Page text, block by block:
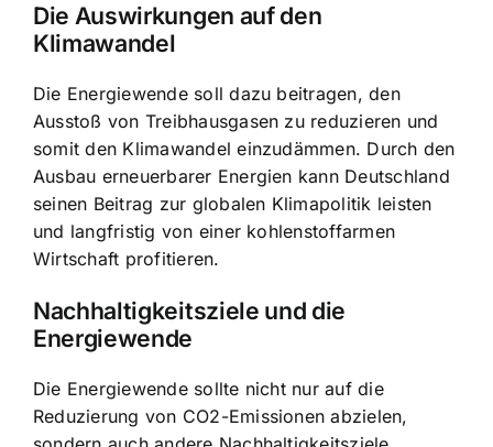
Die Auswirkungen auf den
Klimawandel
Die Energiewende soll dazu beitragen, den
Ausstoß von Treibhausgasen zu reduzieren und
somit den Klimawandel einzudämmen. Durch den
Ausbau erneuerbarer Energien kann Deutschland
seinen Beitrag zur globalen Klimapolitik leisten
und langfristig von einer kohlenstoffarmen
Wirtschaft profitieren.
Nachhaltigkeitsziele und die
Energiewende
Die Energiewende sollte nicht nur auf die
Reduzierung von CO2-Emissionen abzielen,